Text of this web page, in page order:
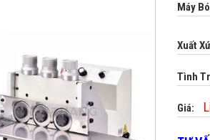
Máy
Xuất
Tình
Giá: